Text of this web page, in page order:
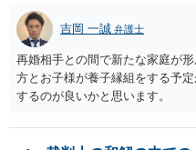
取るプランは、児童相談所側か
に捉えられる可能性があります
た収入を有し、かつ、親族等の
排除できることを示さないかぎ
れます。 児童相談所の担当者は
れませんが、基本的には子ども
吉岡 一誠 弁護士
再婚相手との間で新たな家庭が
方とお子様が養子縁組をする予
するのが良いかと思います。